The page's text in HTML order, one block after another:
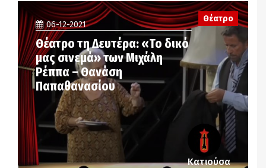
Θέατρο
06-12-2021
Θέατρο τη Δευτέρα: «Το δικό
μας σινεμά» των Μιχάλη
Ρέππα – Θανάση
Παπαθανασίου
Κατιούσα